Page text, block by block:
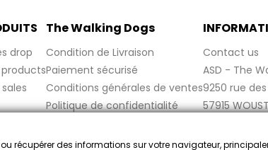
drop
products
The Walking Dogs
Condition de Livraison
Paiement sécurisé
Conditions générales de ventes
Politique de confidentialité
Mentions légales
Contact us
ASD - The
9250 rue
57915
ou récupérer des informations sur votre navigateur,